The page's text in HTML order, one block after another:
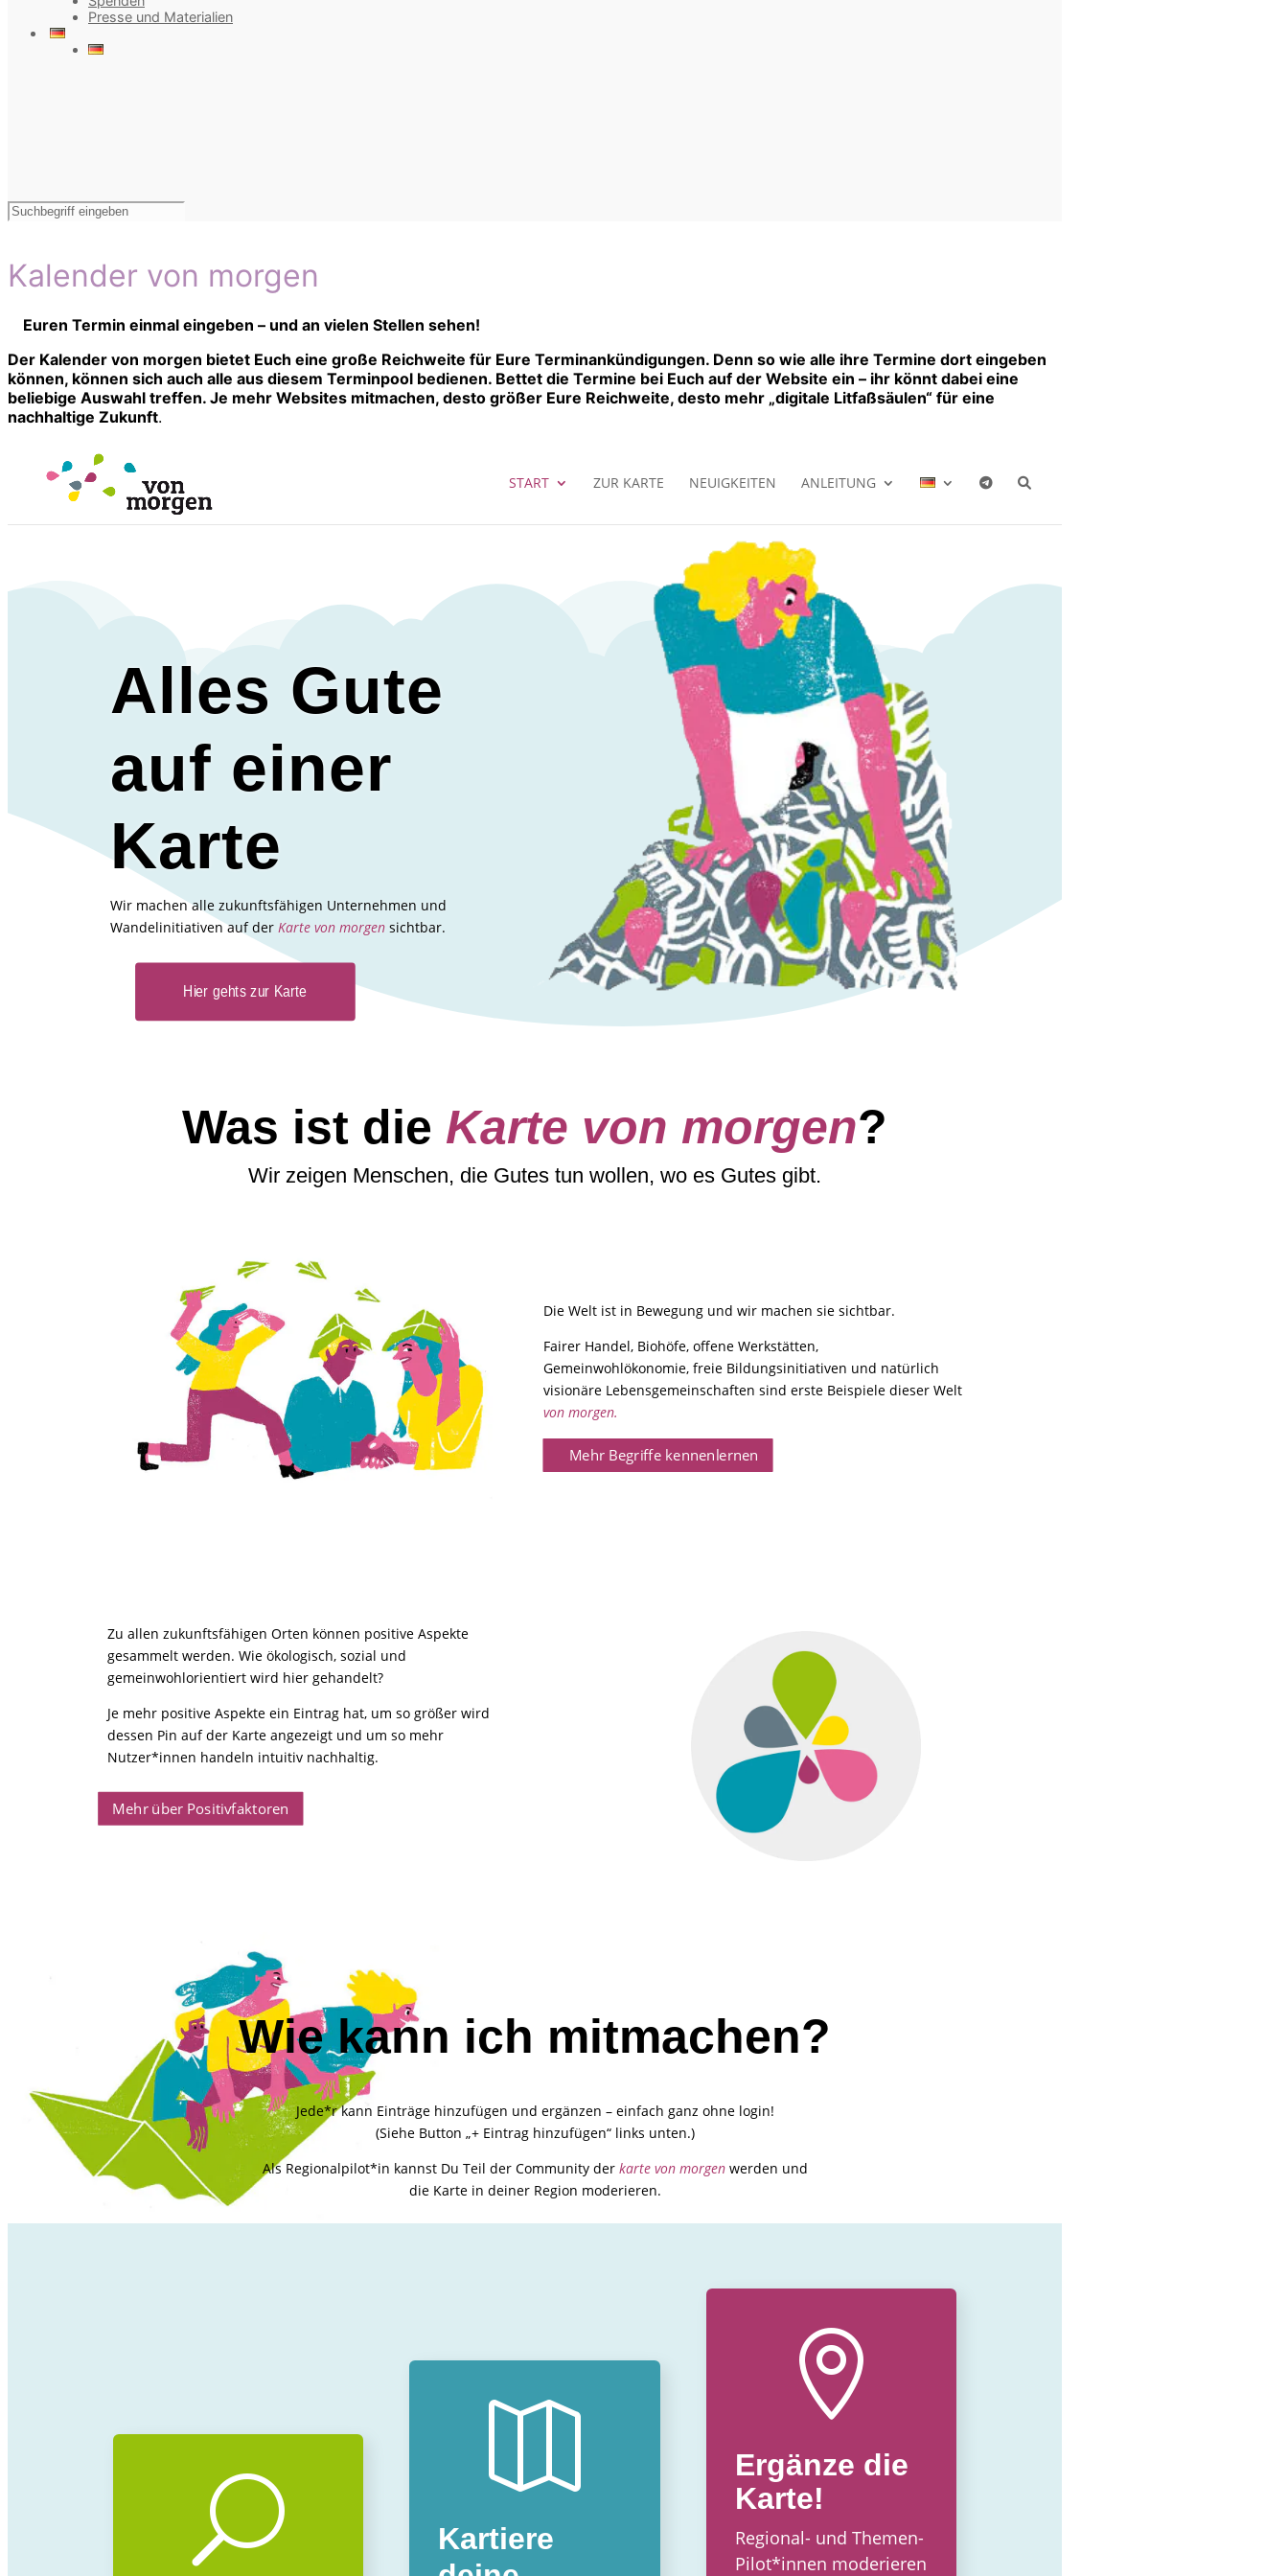
Presse und Materialien
Kalender von morgen
Euren Termin einmal eingeben – und an vielen Stellen sehen!
Der Kalender von morgen bietet Euch eine große Reichweite für Eure Terminankündigungen. Denn so wie alle ihre Termine dort eingeben
können, können sich auch alle aus diesem Terminpool bedienen. Bettet die Termine bei Euch auf der Website ein – ihr könnt dabei eine
beliebige Auswahl treffen. Je mehr Websites mitmachen, desto größer Eure Reichweite, desto mehr „digitale Litfaßsäulen“ für eine
nachhaltige Zukunft.